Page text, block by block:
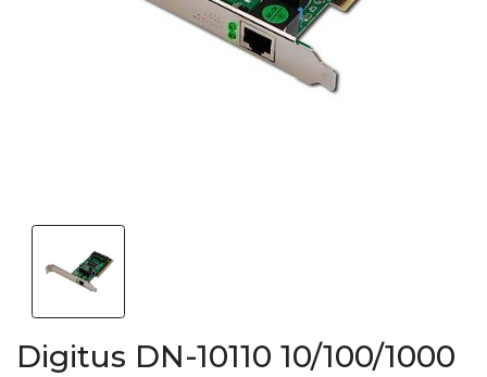
Digitus DN-10110 10/100/1000